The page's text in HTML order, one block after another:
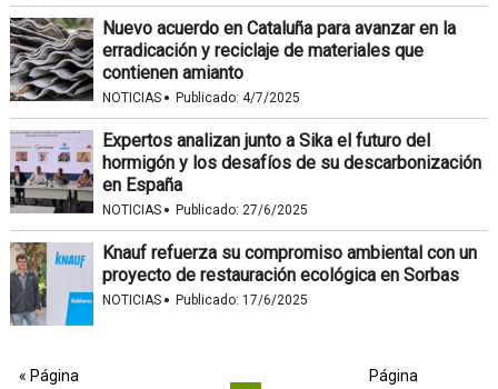
Nuevo acuerdo en Cataluña para avanzar en la
erradicación y reciclaje de materiales que
contienen amianto
NOTICIAS · Publicado: 4/7/2025
Expertos analizan junto a Sika el futuro del
hormigón y los desafíos de su descarbonización
en España
NOTICIAS · Publicado: 27/6/2025
Knauf refuerza su compromiso ambiental con un
proyecto de restauración ecológica en Sorbas
NOTICIAS · Publicado: 17/6/2025
« Página
Página